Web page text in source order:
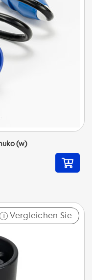
(w)
+ Vergleichen Sie